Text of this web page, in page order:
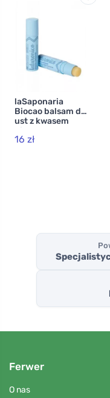
laSaponaria
Biocao balsam do
ust z kwasem
hialuronowym
BIO (5,7 ml)
16 zł
Ferwer
O nas